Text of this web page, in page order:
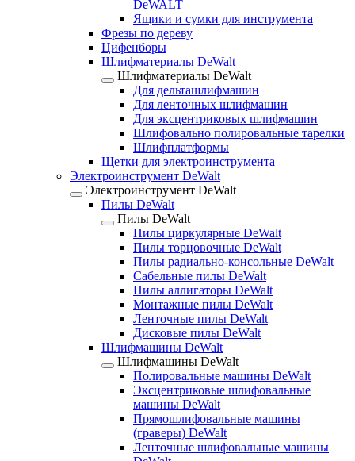
DeWALT
Ящики и сумки для инструмента
Фрезы по дереву
Цифенборы
Шлифматериалы DeWalt
Шлифматериалы DeWalt
Для дельташлифмашин
Для ленточных шлифмашин
Для эксцентриковых шлифмашин
Шлифовально полировальные тарелки
Шлифплатформы
Щетки для электроинструмента
Электроинструмент DeWalt
Электроинструмент DeWalt
Пилы DeWalt
Пилы DeWalt
Пилы циркулярные DeWalt
Пилы торцовочные DeWalt
Пилы радиально-консольные DeWalt
Сабельные пилы DeWalt
Пилы аллигаторы DeWalt
Монтажные пилы DeWalt
Ленточные пилы DeWalt
Дисковые пилы DeWalt
Шлифмашины DeWalt
Шлифмашины DeWalt
Полировальные машины DeWalt
Эксцентриковые шлифовальные
машины DeWalt
Прямошлифовальные машины
(граверы) DeWalt
Ленточные шлифовальные машины